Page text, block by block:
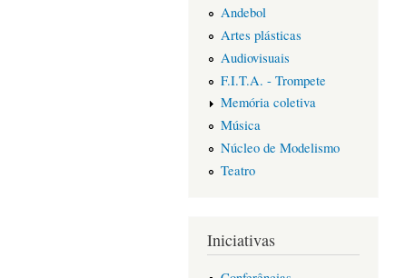
Andebol
Artes plásticas
Audiovisuais
F.I.T.A. - Trompete
Memória coletiva
Música
Núcleo de Modelismo
Teatro
Iniciativas